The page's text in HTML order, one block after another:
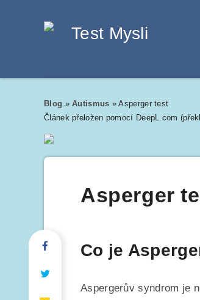
Blog »Autismus »Asperger test
Článek přeložen pomocí DeepL.com
Asperger
Co je
Aspergerův syndrom je